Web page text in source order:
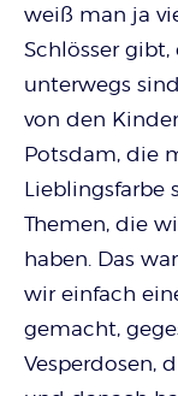
weiß man ja
Schlösser
unterwegs
von den
Potsdam, die
Lieblingsfarbe
Themen, die
haben. Das
wir einfach
gemacht,
Vesperdosen,